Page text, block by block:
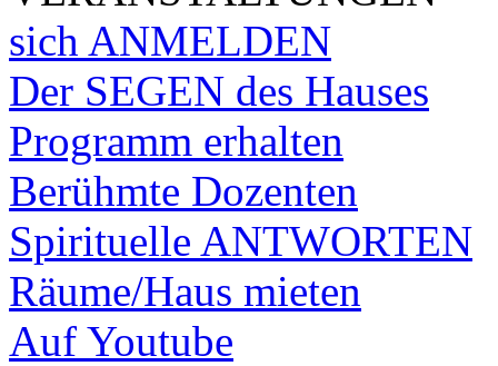
sich ANMELDEN
Der SEGEN des Hauses
Programm erhalten
Berühmte Dozenten
Spirituelle ANTWORTEN
Räume/Haus mieten
Auf Youtube